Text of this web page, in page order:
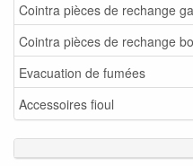
Cointra pièces de rechange
Cointra pièces de rechange
Evacuation de fumées
Accessoires fioul